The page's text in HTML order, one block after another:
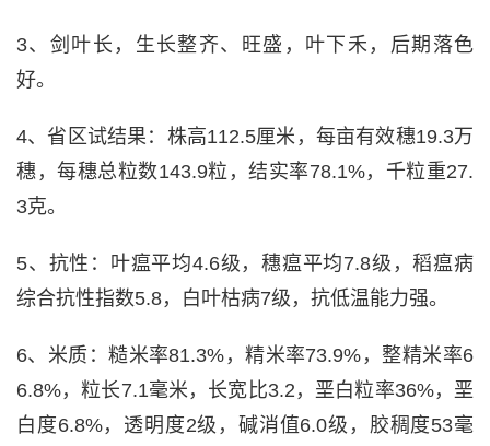
3、剑叶长，生长整齐、旺盛，叶下禾，后期落色
好。
4、省区试结果：株高112.5厘米，每亩有效穗19.3万
穗，每穗总粒数143.9粒，结实率78.1%，千粒重27.
3克。
5、抗性：叶瘟平均4.6级，穗瘟平均7.8级，稻瘟病
综合抗性指数5.8，白叶枯病7级，抗低温能力强。
6、米质：糙米率81.3%，精米率73.9%，整精米率6
6.8%，粒长7.1毫米，长宽比3.2，垩白粒率36%，垩
白度6.8%，透明度2级，碱消值6.0级，胶稠度53毫